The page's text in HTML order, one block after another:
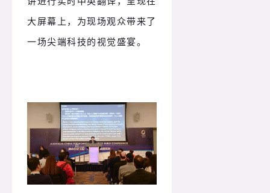
大屏幕上，为现场观众带来了
一场尖端科技的视觉盛宴。